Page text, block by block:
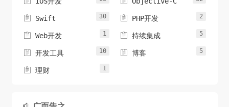
 Swift 30  PHP开发 2
 Web开发 1  持续集成 5
 开发工具 10  博客 5
 理财 1